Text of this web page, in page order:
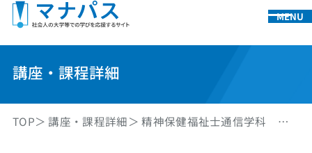
MENU
講座・課程詳細
TOP 講座・課程詳細 精神保健福祉士通信学科 …